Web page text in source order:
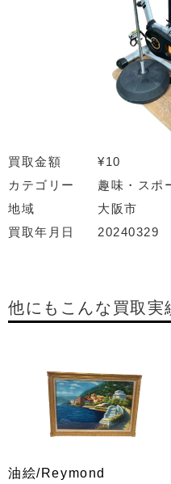
買取金額
¥10
カテゴリー
趣味・スポ
地域
大阪市
買取年月日
20240329
他にもこんな買取実
油絵/Reymond